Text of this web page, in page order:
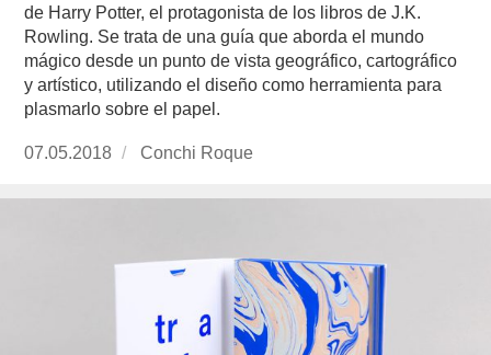
de Harry Potter, el protagonista de los libros de J.K.
Rowling. Se trata de una guía que aborda el mundo
mágico desde un punto de vista geográfico, cartográfico
y artístico, utilizando el diseño como herramienta para
plasmarlo sobre el papel.
Publicado
07.05.2018
https://www.experimenta.es/author/conchi-
Conchi Roque